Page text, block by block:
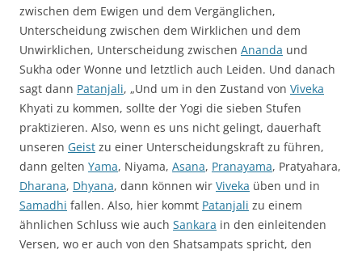
zwischen dem Ewigen und dem Vergänglichen,
Unterscheidung zwischen dem Wirklichen und dem
Unwirklichen, Unterscheidung zwischen Ananda und
Sukha oder Wonne und letztlich auch Leiden. Und danach
sagt dann Patanjali, „Und um in den Zustand von Viveka
Khyati zu kommen, sollte der Yogi die sieben Stufen
praktizieren. Also, wenn es uns nicht gelingt, dauerhaft
unseren Geist zu einer Unterscheidungskraft zu führen,
dann gelten Yama, Niyama, Asana, Pranayama, Pratyahara,
Dharana, Dhyana, dann können wir Viveka üben und in
Samadhi fallen. Also, hier kommt Patanjali zu einem
ähnlichen Schluss wie auch Sankara in den einleitenden
Versen, wo er auch von den Shatsampats spricht, den